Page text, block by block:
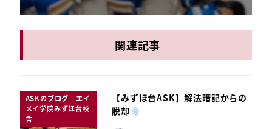
関連記事
ASKのブログ｜エイ
メイ学院みずほ台校
舎
【みずほ台ASK】解法暗記からの
脱却